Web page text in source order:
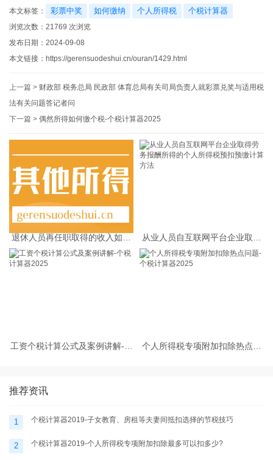
本文标签：
彩票中奖 如何缴纳 个人所得税 个税计算器
浏览次数： 21769 次浏览
发布日期：2024-09-08
本文链接： https://gerensuodeshui.cn/ouran/1429.html
上一篇 > 财政部 税务总局 民政部 体育总局有关司局负责人就彩票兑奖与适用税
法有关问题答记者问
下一篇 > 偶然所得如何缴个税-个税计算器2025
退休人员再任职取得的收入如何
从业人员自互联网平台企业取得
劳务报酬所得的个人所得税预扣
预缴计算方法
工资个税计算公式及案例讲解-个
个人所得税专项附加扣除热点问
推荐资讯
1 个税计算器2019-子女教育、房租等夫妻间抵扣选择的节税技巧
2 个税计算器2019-个人所得税专项附加扣除最多可以扣多少?